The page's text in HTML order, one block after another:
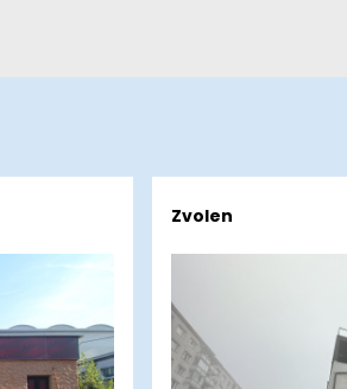
Zvolen